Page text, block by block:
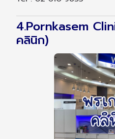
4.Pornkasem
คลินิก)